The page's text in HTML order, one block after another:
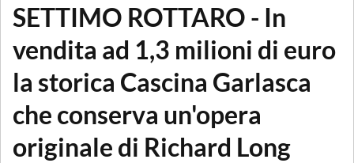
SETTIMO ROTTARO - In
vendita ad 1,3 milioni di euro
la storica Cascina Garlasca
che conserva un'opera
originale di Richard Long